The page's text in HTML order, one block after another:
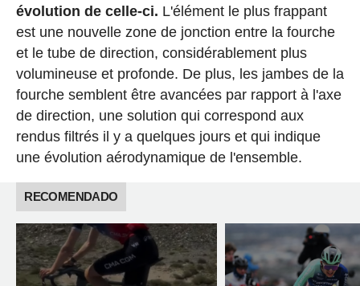
évolution de celle-ci. L'élément le plus frappant
est une nouvelle zone de jonction entre la fourche
et le tube de direction, considérablement plus
volumineuse et profonde. De plus, les jambes de la
fourche semblent être avancées par rapport à l'axe
de direction, une solution qui correspond aux
rendus filtrés il y a quelques jours et qui indique
une évolution aérodynamique de l'ensemble.
RECOMENDADO